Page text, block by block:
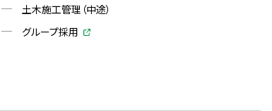
土木施工管理（中途）
グループ採用